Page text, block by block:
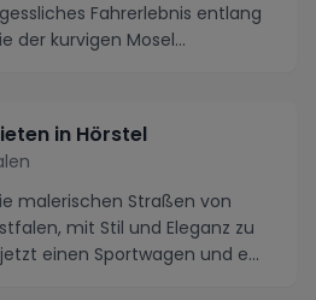
Fahrerlebnis entlang
der kurvigen Mosel...
in Hörstel
malerischen Straßen von
mit Stil und Eleganz zu
einen Sportwagen und e...